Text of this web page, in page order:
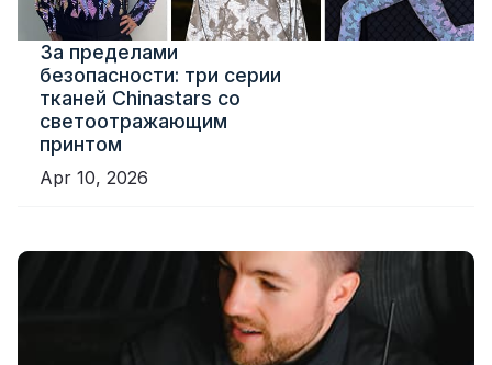
За пределами
безопасности: три серии
тканей Chinastars со
светоотражающим
принтом
Apr 10, 2026